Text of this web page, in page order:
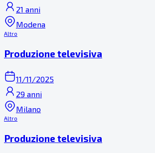
21 anni
Modena
Altro
Produzione televisiva
11/11/2025
29 anni
Milano
Altro
Produzione televisiva